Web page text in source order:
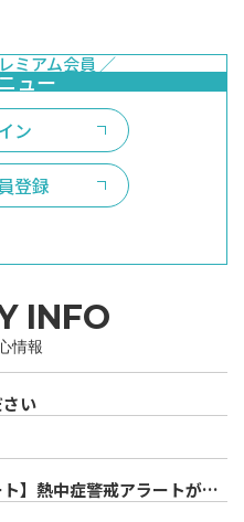
ン
登録
INFO
情報
い
ト】熱中症警戒アラートが発